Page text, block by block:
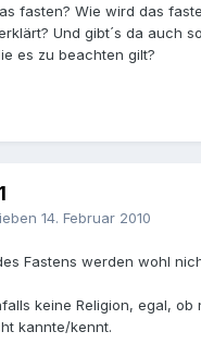
fasten? Wie wird das
Und gibt´s da auch
es zu beachten gilt?
14. Februar 2010
Fastens werden wohl
keine Religion, egal, ob
kannte/kennt.